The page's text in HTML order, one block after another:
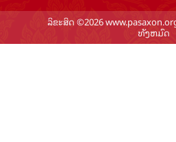
ລິຂະສິດ ©2026
ທັງຫມົດ